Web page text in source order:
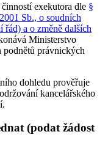
exekutora dle §
Sb., o soudních
a o změně dalších
Ministerstvo
podnětů právnických
dohledu prověřuje
kancelářského
(podat žádost